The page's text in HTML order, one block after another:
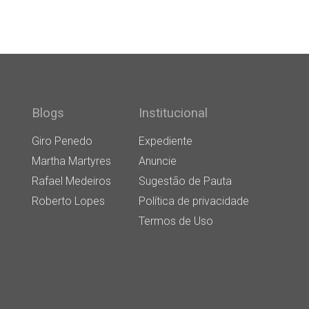
Blogs
Giro Penedo
Martha Martyres
Rafael Medeiros
Roberto Lopes
Institucional
Expediente
Anuncie
Sugestão de Pauta
Política de privacidade
Termos de Uso